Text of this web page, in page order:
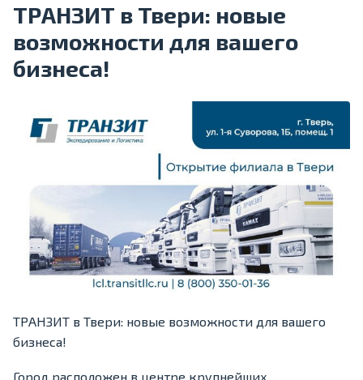
ТРАНЗИТ в Твери: новые
возможности для вашего
бизнеса!
ТРАНЗИТ в Твери: новые возможности для вашего
бизнеса!
Город расположен в центре крупнейших